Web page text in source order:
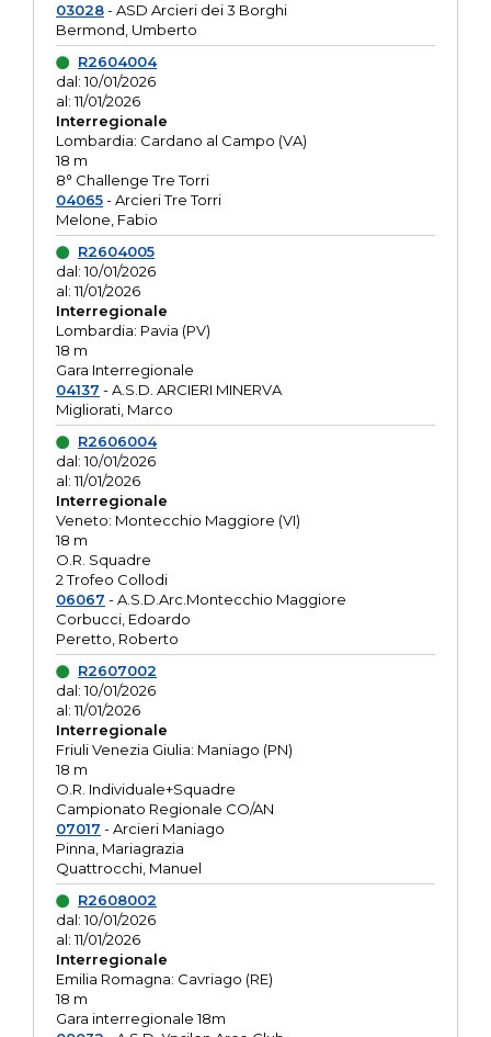
03028- ASD Arcieri dei 3 Borghi
Bermond, Umberto
R2604004
dal: 10/01/2026
al: 11/01/2026
Interregionale
Lombardia: Cardano al Campo (VA)
18 m
8° Challenge Tre Torri
04065- Arcieri Tre Torri
Melone, Fabio
R2604005
dal: 10/01/2026
al: 11/01/2026
Interregionale
Lombardia: Pavia (PV)
18 m
Gara Interregionale
04137 - A.S.D. ARCIERI MINERVA
Migliorati, Marco
R2606004
dal: 10/01/2026
al: 11/01/2026
Interregionale
Veneto: Montecchio Maggiore (VI)
18 m
O.R. Squadre
2 Trofeo Collodi
06067 - A.S.D.Arc.Montecchio Maggiore
Corbucci, Edoardo
Peretto, Roberto
R2607002
dal: 10/01/2026
al: 11/01/2026
Interregionale
Friuli Venezia Giulia: Maniago (PN)
18 m
O.R. Individuale+Squadre
Campionato Regionale CO/AN
07017 - Arcieri Maniago
Pinna, Mariagrazia
Quattrocchi, Manuel
R2608002
dal: 10/01/2026
al: 11/01/2026
Interregionale
Emilia Romagna: Cavriago (RE)
18 m
Gara interregionale 18m